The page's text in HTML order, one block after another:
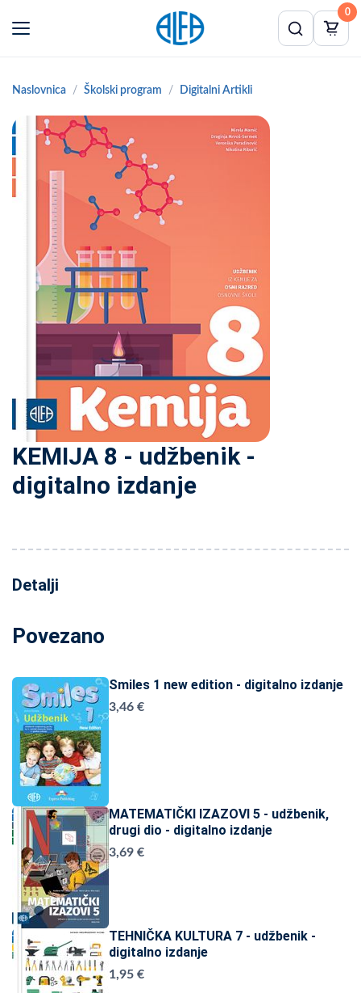
0
Naslovnica Školski program Digitalni Artikli
KEMIJA 8 - udžbenik -
digitalno izdanje
Detalji
Povezano
Smiles 1 new edition - digitalno izdanje
3,46 €
MATEMATIČKI IZAZOVI 5 - udžbenik,
drugi dio - digitalno izdanje
3,69 €
TEHNIČKA KULTURA 7 - udžbenik -
digitalno izdanje
1,95 €